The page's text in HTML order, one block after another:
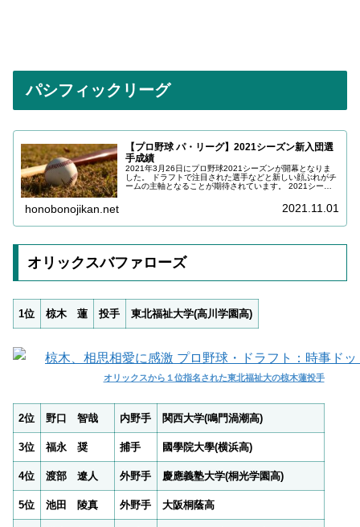
パシフィックリーグ
【プロ野球 パ・リーグ】2021シーズン新入団選
手成績
2021年3月26日にプロ野球2021シーズンが開幕となりま
した。 ドラフトで注目された選手などと新しい顔ぶれがチ
ームの主軸となることが期待されています。 2021シーズ
していきますので、参考にしていただけますと幸いです。
honobonojikan.net 2021.11.01
オリックスバファローズ
1位 椋木 蓮 投手 東北福祉大学(高川学園高)
オリックスから１位指名された東北福祉大の椋木蓮投手
2位 野口 智哉 内野手 関西大学(鳴門渦潮高)
3位 福永 奨 捕手 國學院大學(横浜高)
4位 渡部 遼人 外野手 慶應義塾大学(桐光学園高)
5位 池田 陵真 外野手 大阪桐蔭高